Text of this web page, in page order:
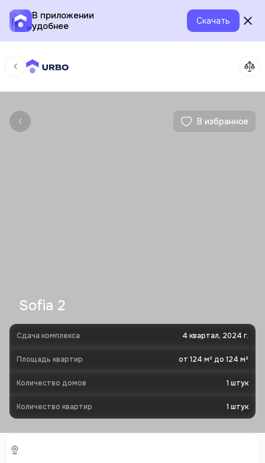
В приложении
удобнее
Скачать
В избранное
Sofia 2
Сдача комплекса 4 квартал, 2024 г.
Площадь квартир от 124 м² до 124 м²
Количество домов 1 штук
Количество квартир 1 штук